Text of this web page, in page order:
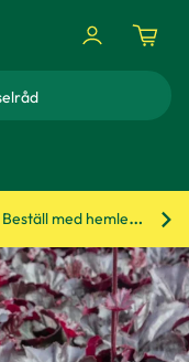
Beställ med hemleverans!